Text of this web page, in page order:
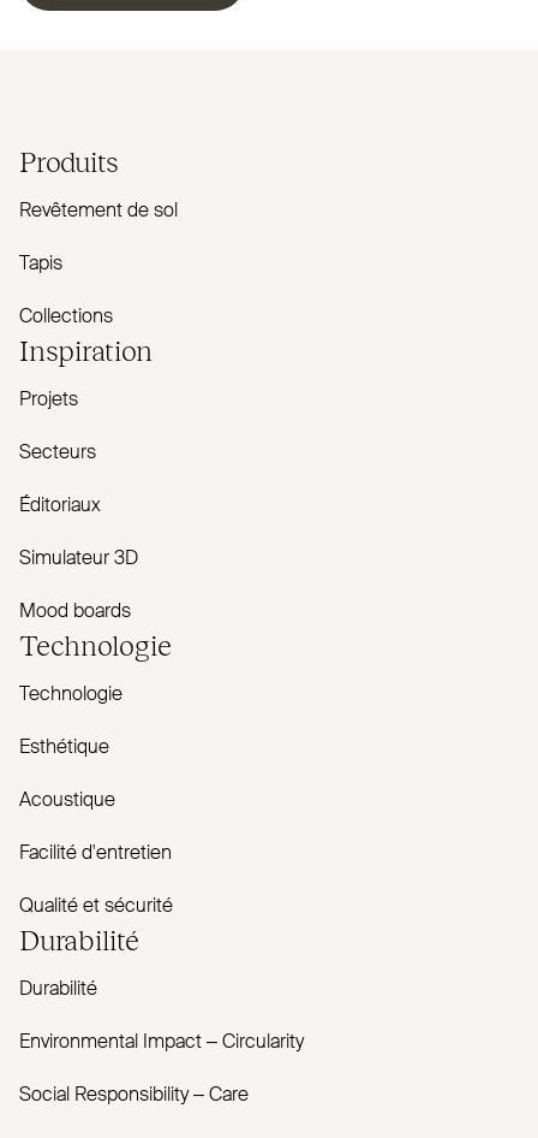
Produits
Revêtement de sol
Tapis
Collections
Inspiration
Projets
Secteurs
Éditoriaux
Simulateur 3D
Mood boards
Technologie
Technologie
Esthétique
Acoustique
Facilité d'entretien
Qualité et sécurité
Durabilité
Durabilité
Envi­ronmental Impact – Cir­cularity
Social Responsibility – Care